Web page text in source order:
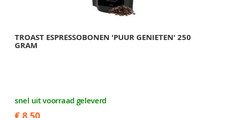
TROAST ESPRESSOBONEN 'PUUR GENIETEN' 250
GRAM
snel uit voorraad geleverd